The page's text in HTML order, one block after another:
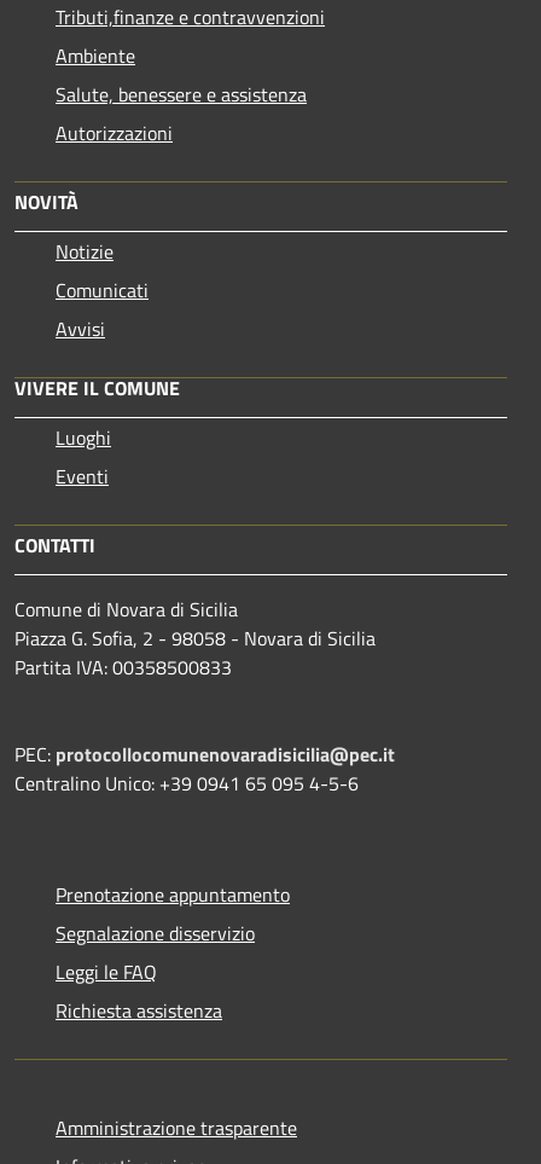
Tributi,finanze e contravvenzioni
Ambiente
Salute, benessere e assistenza
Autorizzazioni
NOVITÀ
Notizie
Comunicati
Avvisi
VIVERE IL COMUNE
Luoghi
Eventi
CONTATTI
Comune di Novara di Sicilia
Piazza G. Sofia, 2 - 98058 - Novara di Sicilia
Partita IVA: 00358500833
PEC: protocollocomunenovaradisicilia@pec.it
Centralino Unico: +39 0941 65 095 4-5-6
Prenotazione appuntamento
Segnalazione disservizio
Leggi le FAQ
Richiesta assistenza
Amministrazione trasparente